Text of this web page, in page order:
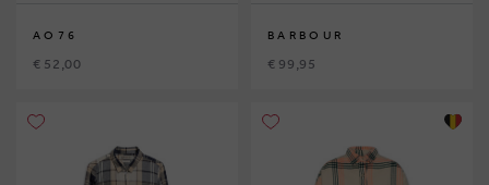
AO76
€ 52,00
BARBOUR
€ 99,95